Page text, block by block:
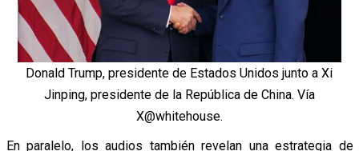
Donald Trump, presidente de Estados Unidos junto a Xi
Jinping, presidente de la República de China. Vía
X@whitehouse.
En paralelo, los audios también revelan una estrategia de